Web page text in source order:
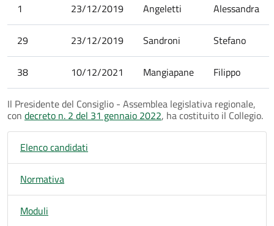
1 23/12/2019 Angeletti Alessandra
29 23/12/2019 Sandroni Stefano
38 10/12/2021 Mangiapane Filippo
Il Presidente del Consiglio - Assemblea legislativa regionale,
con decreto n. 2 del 31 gennaio 2022, ha costituito il Collegio.
Elenco candidati
Normativa
Moduli